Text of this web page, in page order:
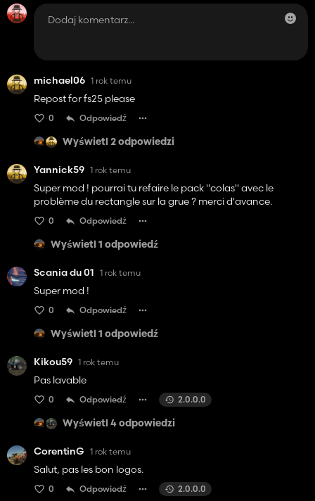
michael06 1 rok temu
Repost for fs25 please
0 Odpowiedź
Wyświetl 2 odpowiedzi
Yannick59 1 rok temu
Super mod ! pourrai tu refaire le pack "colas" avec le
problème du rectangle sur la grue ? merci d'avance.
0 Odpowiedź
Wyświetl 1 odpowiedź
Scania du 01 1 rok temu
Super mod !
0 Odpowiedź
Wyświetl 1 odpowiedź
Kikou59 1 rok temu
Pas lavable
0 Odpowiedź 2.0.0.0
Wyświetl 4 odpowiedzi
CorentinG 1 rok temu
Salut, pas les bon logos.
0 Odpowiedź 2.0.0.0